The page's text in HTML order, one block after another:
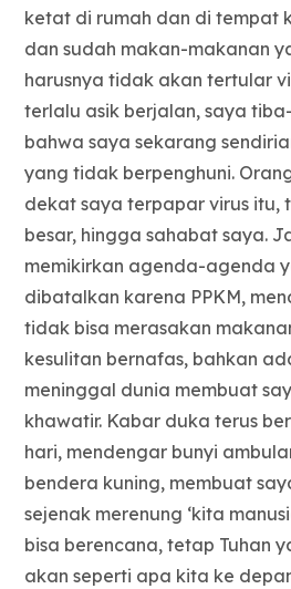
ketat di rumah dan di tempat
dan sudah makan-makanan
harusnya tidak akan tertular
terlalu asik berjalan, saya
bahwa saya sekarang
yang tidak berpenghuni.
dekat saya terpapar virus itu,
besar, hingga sahabat saya.
memikirkan agenda-agenda
dibatalkan karena PPKM,
tidak bisa merasakan
kesulitan bernafas, bahkan
meninggal dunia membuat
khawatir. Kabar duka terus
hari, mendengar bunyi
bendera kuning, membuat
sejenak merenung ‘kita
bisa berencana, tetap Tuhan
akan seperti apa kita ke